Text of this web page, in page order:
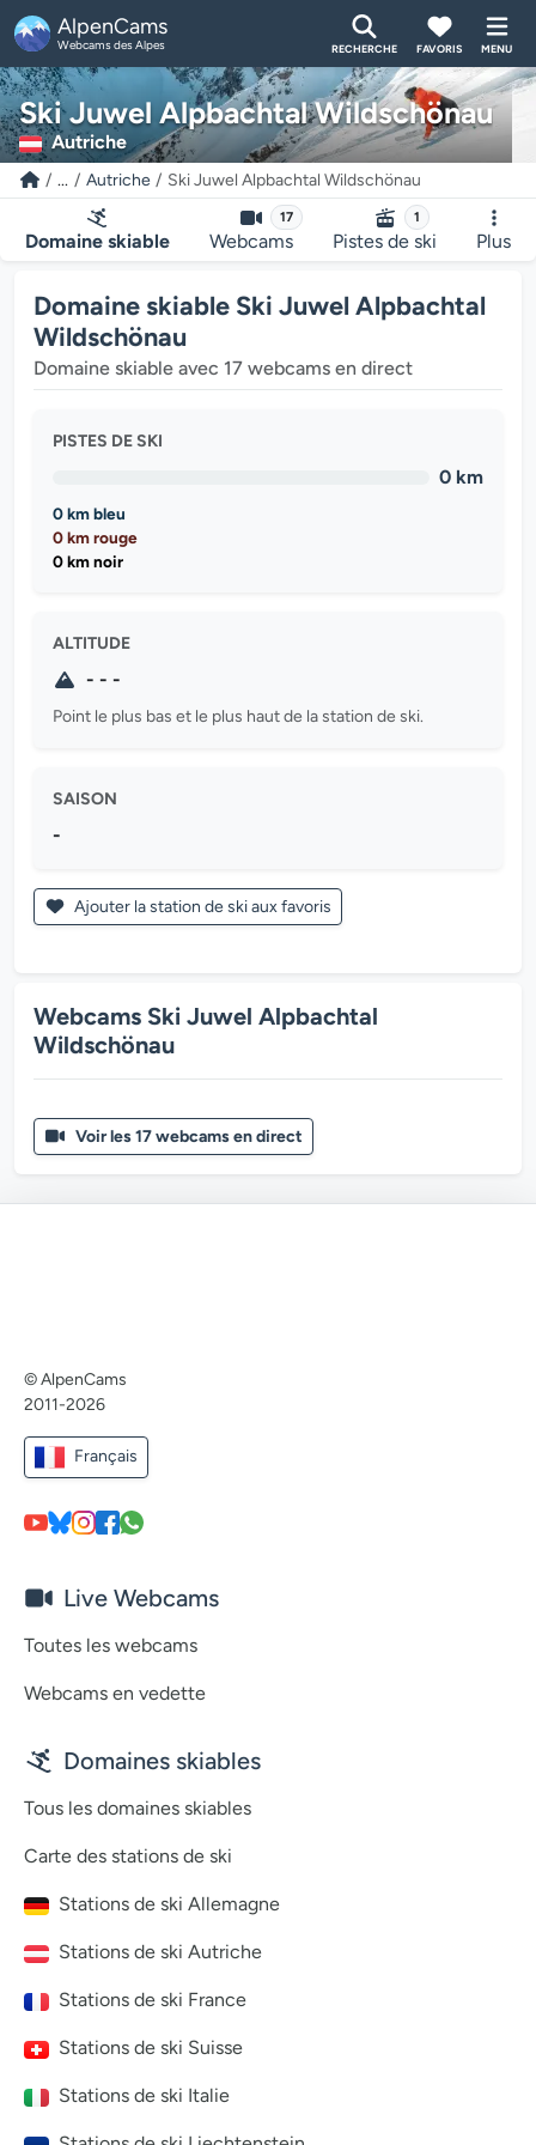
AlpenCams
Webcams des Alpes RECHERCHE FAVORIS MENU
Ski Juwel Alpbachtal Wildschönau
Autriche
... Autriche Ski Juwel Alpbachtal Wildschönau
Domaine skiable
17
Webcams
1
Pistes de ski Plus
Domaine skiable Ski Juwel Alpbachtal
Wildschönau
Domaine skiable avec 17 webcams en direct
PISTES DE SKI
0 km
0 km bleu
0 km rouge
0 km noir
ALTITUDE
- - -
Point le plus bas et le plus haut de la station de ski.
SAISON
-
Ajouter la station de ski aux favoris
Webcams Ski Juwel Alpbachtal
Wildschönau
Voir les 17 webcams en direct
© AlpenCams
2011-2026
Français
Live Webcams
Toutes les webcams
Webcams en vedette
Domaines skiables
Tous les domaines skiables
Carte des stations de ski
Stations de ski Allemagne
Stations de ski Autriche
Stations de ski France
Stations de ski Suisse
Stations de ski Italie